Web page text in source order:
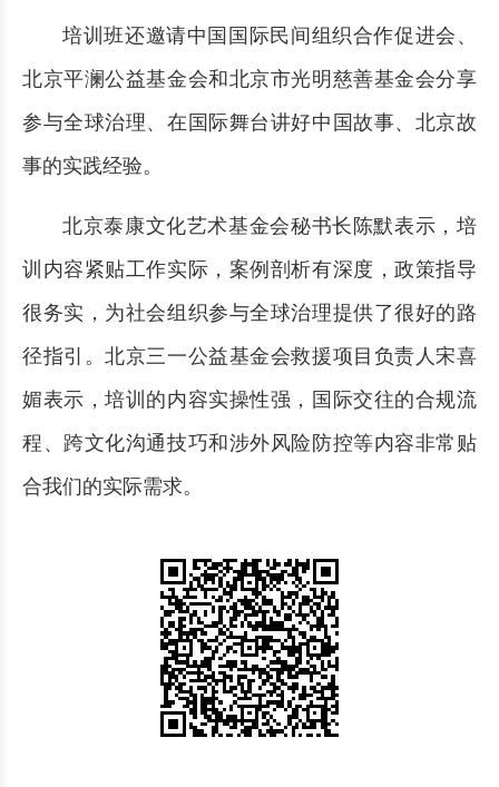
培训班还邀请中国国际民间组织合作促进会、
北京平澜公益基金会和北京市光明慈善基金会分享
参与全球治理、在国际舞台讲好中国故事、北京故
事的实践经验。
北京泰康文化艺术基金会秘书长陈默表示，培
训内容紧贴工作实际，案例剖析有深度，政策指导
很务实，为社会组织参与全球治理提供了很好的路
径指引。北京三一公益基金会救援项目负责人宋喜
媚表示，培训的内容实操性强，国际交往的合规流
程、跨文化沟通技巧和涉外风险防控等内容非常贴
合我们的实际需求。